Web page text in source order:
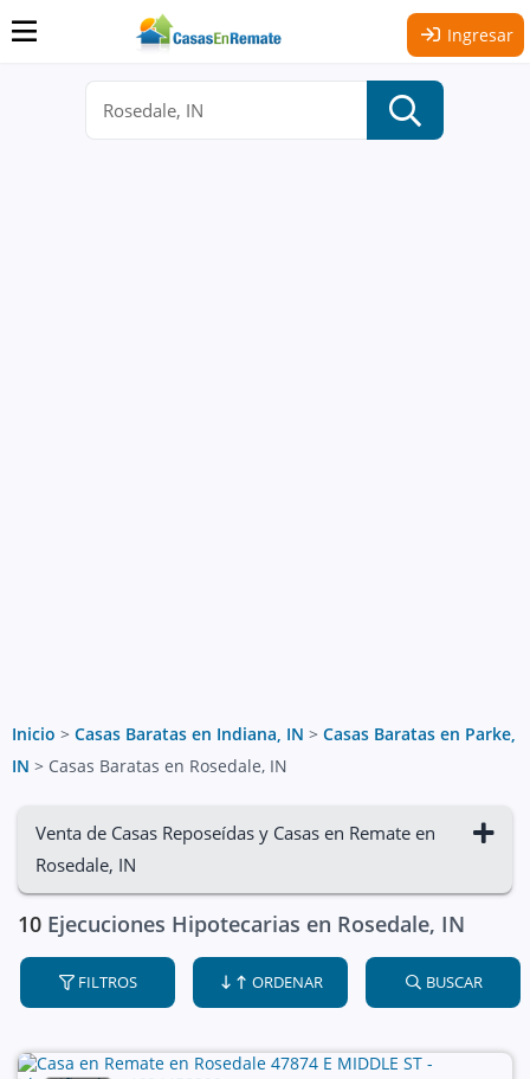
Ingresar
Inicio > Casas Baratas en Indiana, IN > Casas Baratas en Parke,
IN > Casas Baratas en Rosedale, IN
Venta de Casas Reposeídas y Casas en Remate en
Rosedale, IN
10 Ejecuciones Hipotecarias en Rosedale, IN
FILTROS ORDENAR BUSCAR